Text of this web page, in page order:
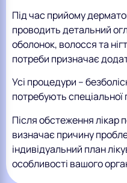
Під час прийому
проводить детальний
оболонок, волосся та
потреби призначає
Усі процедури –
потребують спеціальної
Після обстеження лікар
визначає причину
індивідуальний план
особливості вашого